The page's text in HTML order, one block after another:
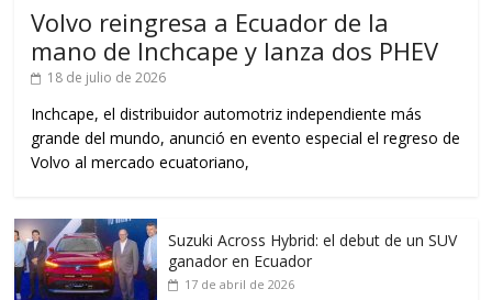
Volvo reingresa a Ecuador de la
mano de Inchcape y lanza dos PHEV
18 de julio de 2026
Inchcape, el distribuidor automotriz independiente más
grande del mundo, anunció en evento especial el regreso de
Volvo al mercado ecuatoriano,
Suzuki Across Hybrid: el debut de un SUV
ganador en Ecuador
17 de abril de 2026